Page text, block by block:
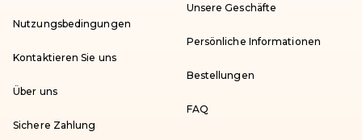
Nutzungsbedingungen
Kontaktieren Sie uns
Über uns
Sichere Zahlung
Unsere Geschäfte
Persönliche Informationen
Bestellungen
FAQ